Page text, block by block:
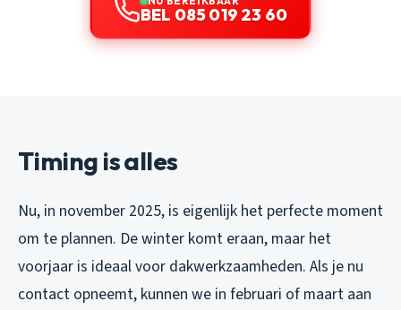
BEL 085 019 23 60
Timing is alles
Nu, in november 2025, is eigenlijk het perfecte moment
om te plannen. De winter komt eraan, maar het
voorjaar is ideaal voor dakwerkzaamheden. Als je nu
contact opneemt, kunnen we in februari of maart aan